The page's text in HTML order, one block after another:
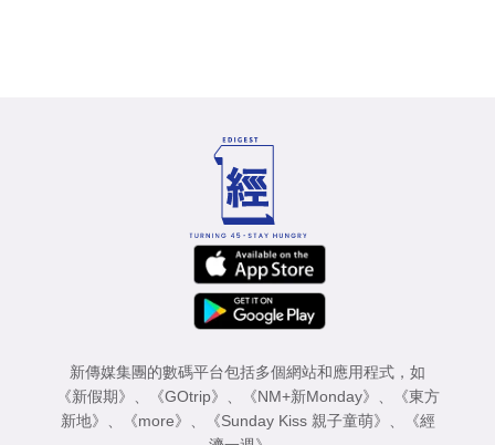
新傳媒集團的數碼平台包括多個網站和應用程式，如
《新假期》
《GOtrip》 《NM+新Monday》
《東方
新地》
《more》 《Sunday Kiss 親子童萌》
《經